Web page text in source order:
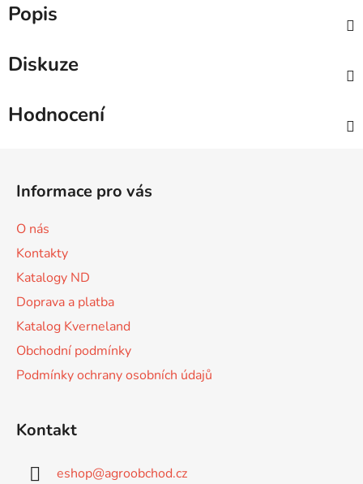
Popis
Diskuze
Hodnocení
Informace pro vás
O nás
Kontakty
Katalogy ND
Doprava a platba
Katalog Kverneland
Obchodní podmínky
Podmínky ochrany osobních údajů
Kontakt
eshop@agroobchod.cz